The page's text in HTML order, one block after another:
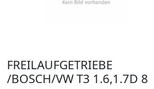
FREILAUFGETRIEBE
/BOSCH/VW T3 1.6,1.7D 8